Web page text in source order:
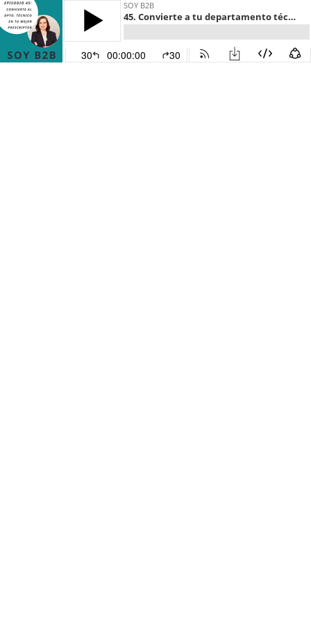
SOY B2B
45. Convierte a tu departamento técnico en tu mejor prescriptor
30 00:00:00 30